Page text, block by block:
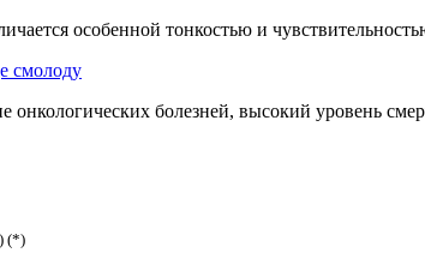
особенной тонкостью и
смолоду
онкологических болезней, высокий уровень
(*)